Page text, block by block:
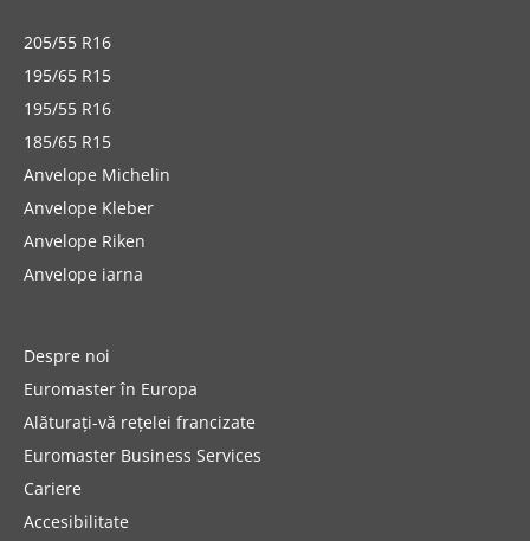
205/55 R16
195/65 R15
195/55 R16
185/65 R15
Anvelope Michelin
Anvelope Kleber
Anvelope Riken
Anvelope iarna
Despre noi
Euromaster în Europa
Alăturați-vă rețelei francizate
Euromaster Business Services
Cariere
Accesibilitate